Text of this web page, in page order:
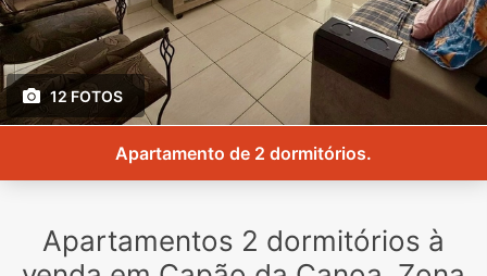
12 FOTOS
Apartamento de 2 dormitórios.
Apartamentos 2 dormitórios à